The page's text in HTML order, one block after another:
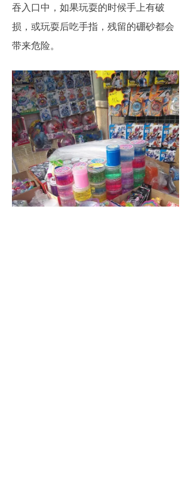
吞入口中，如果玩耍的时候手上有破
损，或玩耍后吃手指，残留的硼砂都会
带来危险。